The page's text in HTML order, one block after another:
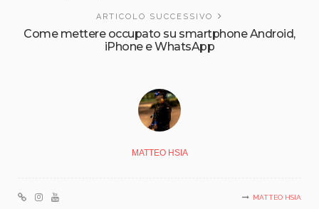
ARTICOLO SUCCESSIVO
Come mettere occupato su smartphone Android,
iPhone e WhatsApp
MATTEO HSIA
MATTEO HSIA